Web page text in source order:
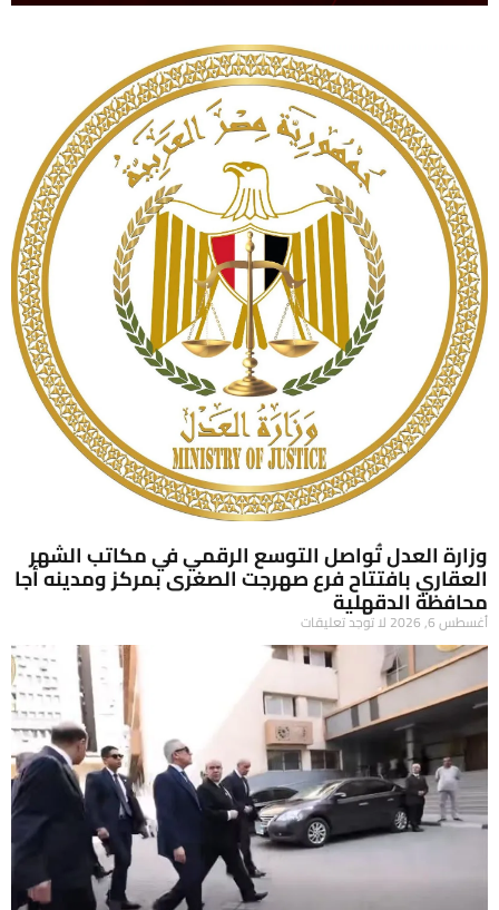
وزارة العدل تُواصل التوسع الرقمي في مكاتب الشهر
العقاري بافتتاح فرع صهرجت الصغرى بمركز ومدينه أجا
محافظة الدقهلية
أغسطس 6, 2026 لا توجد تعليقات